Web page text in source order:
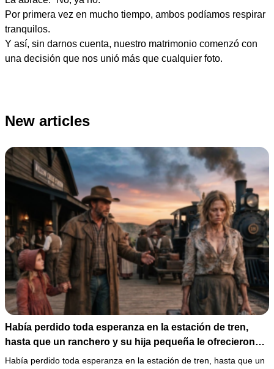
Por primera vez en mucho tiempo, ambos podíamos respirar
tranquilos.
Y así, sin darnos cuenta, nuestro matrimonio comenzó con
una decisión que nos unió más que cualquier foto.
New articles
Había perdido toda esperanza en la estación de tren,
hasta que un ranchero y su hija pequeña le ofrecieron
un nuevo comienzo.
Había perdido toda esperanza en la estación de tren, hasta que un